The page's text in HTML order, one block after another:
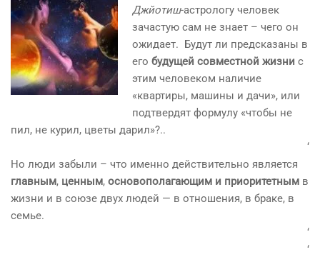
Джйотиш-астрологу человек
зачастую сам не знает – чего он
ожидает. Будут ли предсказаны в
его будущей совместной жизни с
этим человеком наличие
«квартиры, машины и дачи», или
подтвердят формулу «чтобы не
пил, не курил, цветы дарил»?..
‘
Но люди забыли – что именно действительно является
главным, ценным, основополагающим и приоритетным в
жизни и в союзе двух людей — в отношения, в браке, в
семье.
‘
‘